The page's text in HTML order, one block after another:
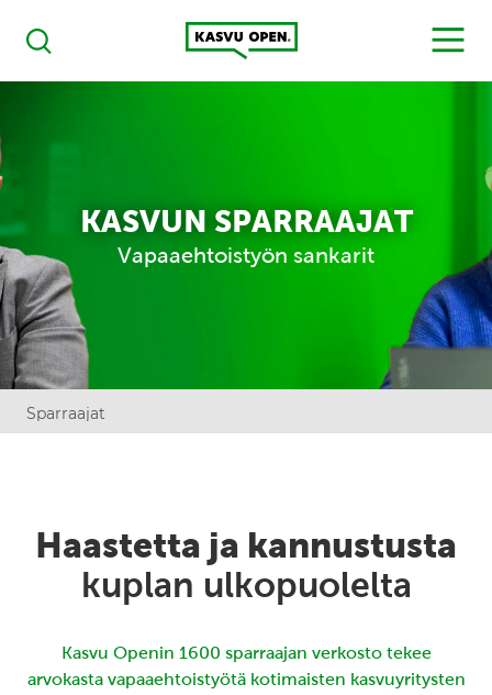
Haku
Kasvu Open
MENU
KASVUN SPARRAAJAT
Vapaaehtoistyön sankarit
Sparraajat
Haastetta ja kannustusta
kuplan ulkopuolelta
Kasvu Openin 1600 sparraajan verkosto tekee
arvokasta vapaaehtoistyötä kotimaisten kasvuyritysten